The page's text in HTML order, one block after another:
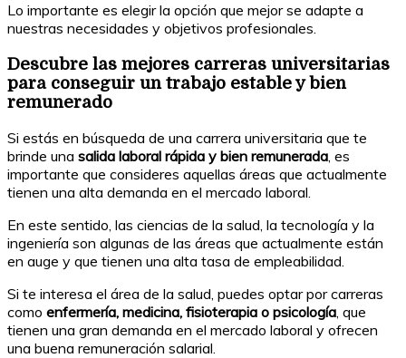
Lo importante es elegir la opción que mejor se adapte a
nuestras necesidades y objetivos profesionales.
Descubre las mejores carreras universitarias
para conseguir un trabajo estable y bien
remunerado
Si estás en búsqueda de una carrera universitaria que te
brinde una salida laboral rápida y bien remunerada , es
importante que consideres aquellas áreas que actualmente
tienen una alta demanda en el mercado laboral.
En este sentido, las ciencias de la salud, la tecnología y la
ingeniería son algunas de las áreas que actualmente están
en auge y que tienen una alta tasa de empleabilidad.
Si te interesa el área de la salud, puedes optar por carreras
como enfermería, medicina, fisioterapia o psicología , que
tienen una gran demanda en el mercado laboral y ofrecen
una buena remuneración salarial.